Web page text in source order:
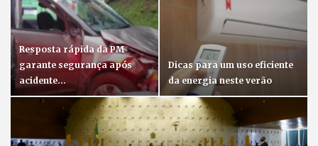
Resposta rápida da PM
garante segurança após
acidente…
Dicas para um uso eficiente
da energia neste verão